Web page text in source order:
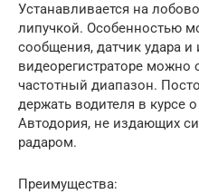
Устанавливается на
липучкой. Особенностью
сообщения, датчик удара и
видеорегистраторе
частотный диапазон.
держать водителя в курсе
Автодория, не издающих
радаром.
Преимущества: